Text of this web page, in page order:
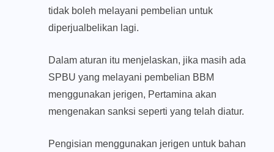
tidak boleh melayani pembelian untuk
diperjualbelikan lagi.
Dalam aturan itu menjelaskan, jika masih ada
SPBU yang melayani pembelian BBM
menggunakan jerigen, Pertamina akan
mengenakan sanksi seperti yang telah diatur.
Pengisian menggunakan jerigen untuk bahan